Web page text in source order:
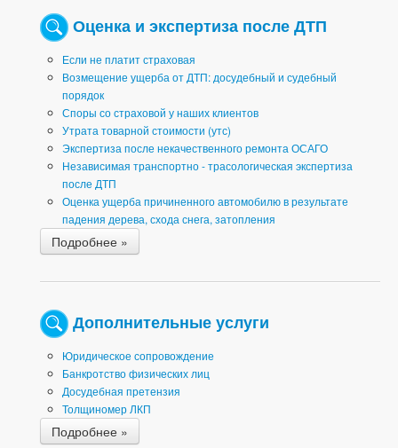
Оценка и экспертиза после ДТП
Если не платит страховая
Возмещение ущерба от ДТП: досудебный и судебный
порядок
Споры со страховой у наших клиентов
Утрата товарной стоимости (утс)
Экспертиза после некачественного ремонта ОСАГО
Независимая транспортно - трасологическая экспертиза
после ДТП
Оценка ущерба причиненного автомобилю в результате
падения дерева, схода снега, затопления
Подробнее »
Дополнительные услуги
Юридическое сопровождение
Банкротство физических лиц
Досудебная претензия
Толщиномер ЛКП
Подробнее »